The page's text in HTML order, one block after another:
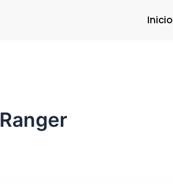
Inicio
Ranger